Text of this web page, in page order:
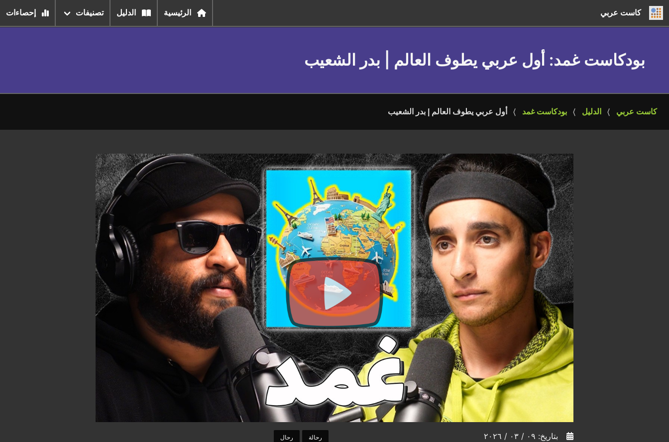
كاست عربي الرئيسية الدليل تصنيفات إحصاءات
بودكاست غمد: أول عربي يطوف العالم | بدر الشعيب
كاست عربي الدليل بودكاست غمد أول عربي يطوف العالم | بدر الشعيب
بتاريخ: ٠٩ / ٠٣ / ٢٠٢٦
رحالة رحال